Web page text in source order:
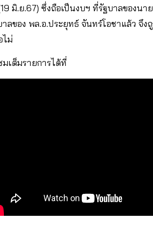
มิ.ย.67) ซึ่งถือเป็นงบฯ ที่รัฐบาลของน
าลของ พล.อ.ประยุทธ์ จันทร์โอชาแล้ว จึ
ไม่
มเต็มรายการได้ที่